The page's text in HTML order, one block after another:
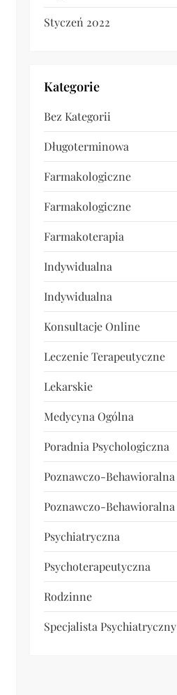
Styczeń 2022
Kategorie
Bez Kategorii
Długoterminowa
Farmakologiczne
Farmakologiczne
Farmakoterapia
Indywidualna
Indywidualna
Konsultacje Online
Leczenie Terapeutyczne
Lekarskie
Medycyna Ogólna
Poradnia Psychologiczna
Poznawczo-Behawioralna
Poznawczo-Behawioralna
Psychiatryczna
Psychoterapeutyczna
Rodzinne
Specjalista Psychiatryczny